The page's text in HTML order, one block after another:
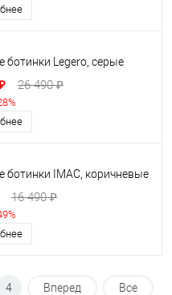
ботинки Legero, серые
26 490 ₽
ботинки IMAC, коричневые
16 490 ₽
4 Вперед Все